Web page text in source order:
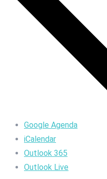
Google Agenda
iCalendar
Outlook 365
Outlook Live